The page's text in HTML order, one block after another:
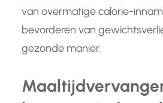
van overmatige calorie-
bevorderen van
gezonde manier.